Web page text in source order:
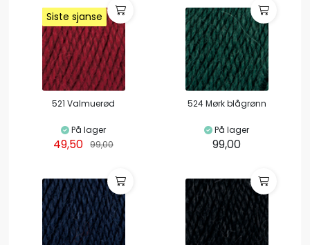
Siste sjanse
Siste sjanse
Siste sjanse
Siste sjanse
521 Valmuerød
På lager
49,50 99,00
524 Mørk blågrønn
På lager
99,00